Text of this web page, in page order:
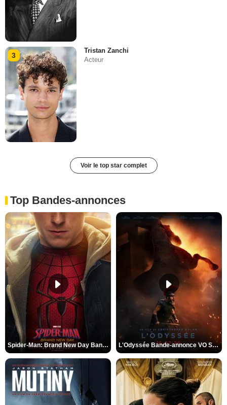
3
Tristan Zanchi
Acteur
Voir le top star complet
Top Bandes-annonces
Spider-Man: Brand New Day Bande-annonce VO STFR L'Odyssée Bande-annonce VO STFR